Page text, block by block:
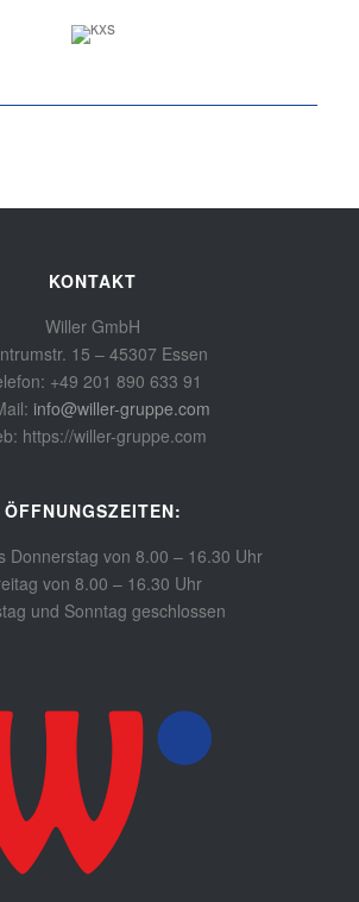
KONTAKT
Willer GmbH
15 – 45307 Essen
+49 201 890 633 91
info@willer-gruppe.com
https://willer-gruppe.com
ÖFFNUNGSZEITEN:
Donnerstag von 8.00 – 16.30 Uhr
von 8.00 – 16.30 Uhr
und Sonntag geschlossen